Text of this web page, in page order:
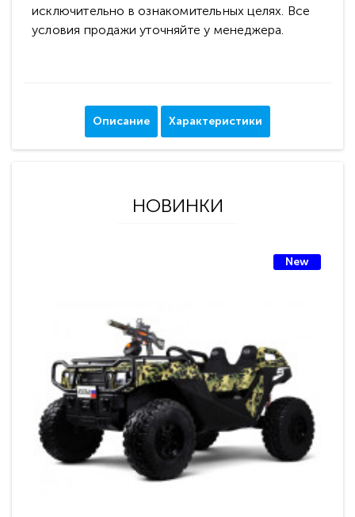
исключительно в ознакомительных целях. Все
условия продажи уточняйте у менеджера.
Описание Характеристики
НОВИНКИ
New